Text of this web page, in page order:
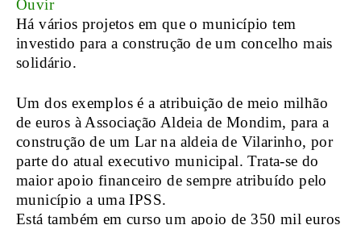
Ouvir
Há vários projetos em que o município tem
investido para a construção de um concelho mais
solidário.
Um dos exemplos é a atribuição de meio milhão
de euros à Associação Aldeia de Mondim, para a
construção de um Lar na aldeia de Vilarinho, por
parte do atual executivo municipal. Trata-se do
maior apoio financeiro de sempre atribuído pelo
município a uma IPSS.
Está também em curso um apoio de 350 mil euros